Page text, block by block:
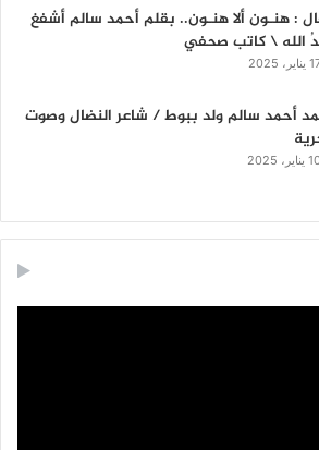
: هنـون ألا هنـون.. بقلم أحمد سالم أشفغ
الله \ كاتب صحفي
2025
أحمد سالم ولد ببوط / شاعر النضال وصوت
10 يناير، 2025